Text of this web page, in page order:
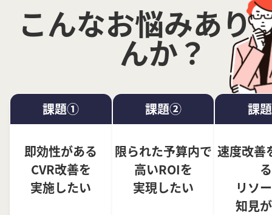
こんなお悩みあり
んか？
課題①
即効性がある
CVR改善を
実施したい
課題②
限られた予算内で
高いROIを
実現したい
課
速度改善
る
リソ
知見